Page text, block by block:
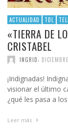
ACTUALIDAD TDL
«TIERRA DE
CRISTABEL
INGRID
¡Indignadas!
visionar el último
¿qué les pasa a
Leer más